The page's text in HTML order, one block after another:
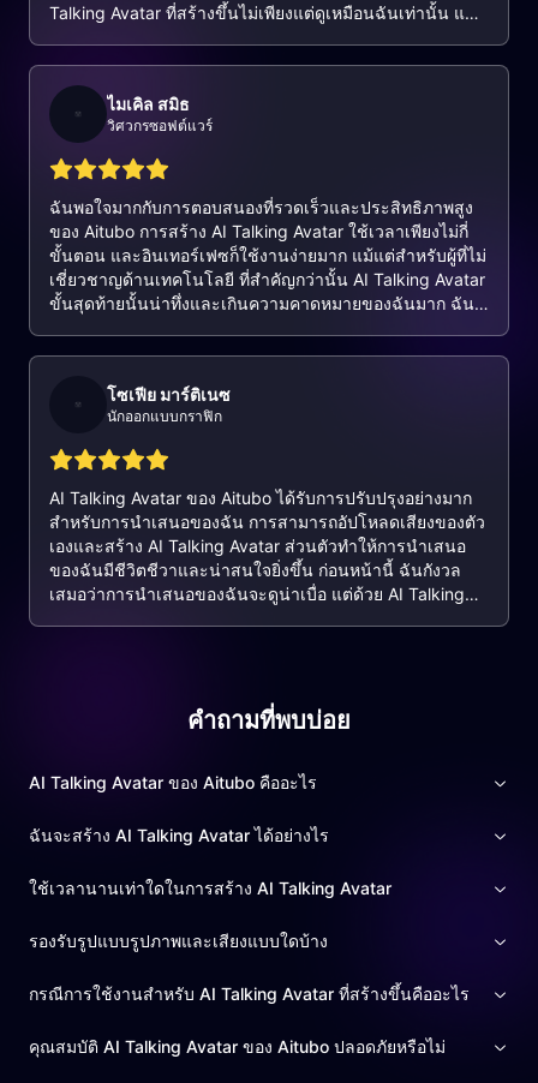
Talking Avatar ที่สร้างขึ้นไม่เพียงแต่ดูเหมือนฉันเท่านั้น แต่
พบครั้งปฏิวัติสำหรับฉัน และฉันได้แนะนำ AI Talking Avatar
ของ Aitubo ให้กับเพื่อนหลายคนแล้ว ซึ่งพบว่ามันมีประโยชน์
มากเช่นกันไมเคิล สมิธ
วิศวกรซอฟต์แวร์
ฉันพอใจมากกับการตอบสนองที่รวดเร็วและประสิทธิภาพสูง
ของ Aitubo การสร้าง AI Talking Avatar ใช้เวลาเพียงไม่กี่
ขั้นตอน และอินเทอร์เฟซก็ใช้งานง่ายมาก แม้แต่สำหรับผู้ที่ไม่
เชี่ยวชาญด้านเทคโนโลยี ที่สำคัญกว่านั้น AI Talking Avatar
ขั้นสุดท้ายนั้นน่าทึ่งและเกินความคาดหมายของฉันมาก ฉัน
ธุรกิจของฉัน และฉันเชื่อว่าพวกเขาจะสร้างความประทับใจ
โซเฟีย มาร์ติเนซ
นักออกแบบกราฟิก
AI Talking Avatar ของ Aitubo ได้รับการปรับปรุงอย่างมาก
สำหรับการนำเสนอของฉัน การสามารถอัปโหลดเสียงของตัว
เองและสร้าง AI Talking Avatar ส่วนตัวทำให้การนำเสนอ
ของฉันมีชีวิตชีวาและน่าสนใจยิ่งขึ้น ก่อนหน้านี้ ฉันกังวล
เสมอว่าการนำเสนอของฉันจะดูน่าเบื่อ แต่ด้วย AI Talking
คำถามที่พบบ่อย
AI Talking Avatar ของ Aitubo คืออะไร
ฉันจะสร้าง AI Talking Avatar ได้อย่างไร
ใช้เวลานานเท่าใดในการสร้าง AI Talking Avatar
รองรับรูปแบบรูปภาพและเสียงแบบใดบ้าง
กรณีการใช้งานสำหรับ AI Talking Avatar ที่สร้างขึ้นคืออะไร
คุณสมบัติ AI Talking Avatar ของ Aitubo ปลอดภัยหรือไม่